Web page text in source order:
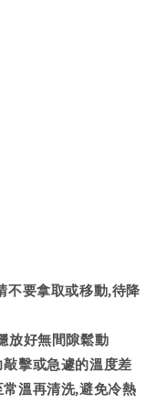
不要拿取或移動,待降
放好無間隙鬆動
擊或急遽的溫度差
溫再清洗,避免冷熱